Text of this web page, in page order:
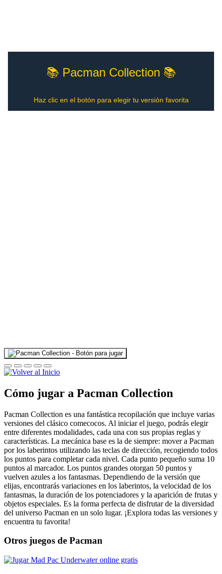
Cómo jugar a Pacman Collection
Pacman Collection es una fantástica recopilación que incluye varias
versiones del clásico comecocos. Al iniciar el juego, podrás elegir
entre diferentes modalidades, cada una con sus propias reglas y
características. La mecánica base es la de siempre: mover a Pacman
por los laberintos utilizando las teclas de dirección, recogiendo todos
los puntos para completar cada nivel. Cada punto pequeño suma 10
puntos al marcador. Los puntos grandes otorgan 50 puntos y
vuelven azules a los fantasmas. Dependiendo de la versión que
elijas, encontrarás variaciones en los laberintos, la velocidad de los
fantasmas, la duración de los potenciadores y la aparición de frutas y
objetos especiales. Es la forma perfecta de disfrutar de la diversidad
del universo Pacman en un solo lugar. ¡Explora todas las versiones y
encuentra tu favorita!
Otros juegos de Pacman